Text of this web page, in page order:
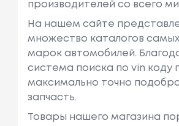
производителей со всего
На нашем сайте
множество каталогов
марок автомобилей.
система поиска по vin коду
максимально точно
запчасть.
Товары нашего магазина